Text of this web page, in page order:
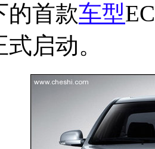
的首款车型
启动。